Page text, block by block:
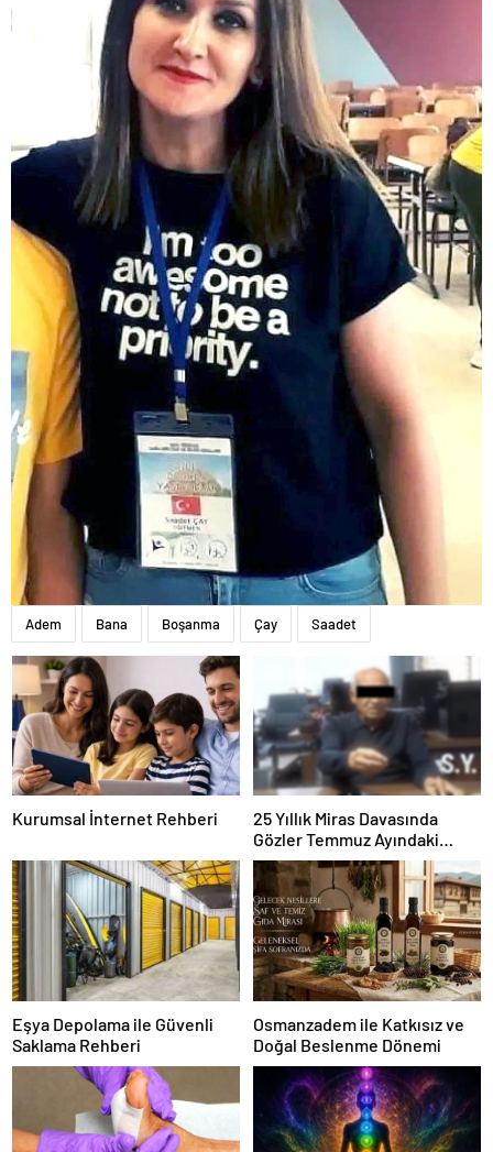
Adem Bana Boşanma Çay Saadet
Kurumsal İnternet Rehberi
25 Yıllık Miras Davasında
Gözler Temmuz Ayındaki
Karar Duruşmasına Çevrildi
Eşya Depolama ile Güvenli
Saklama Rehberi
Osmanzadem ile Katkısız ve
Doğal Beslenme Dönemi